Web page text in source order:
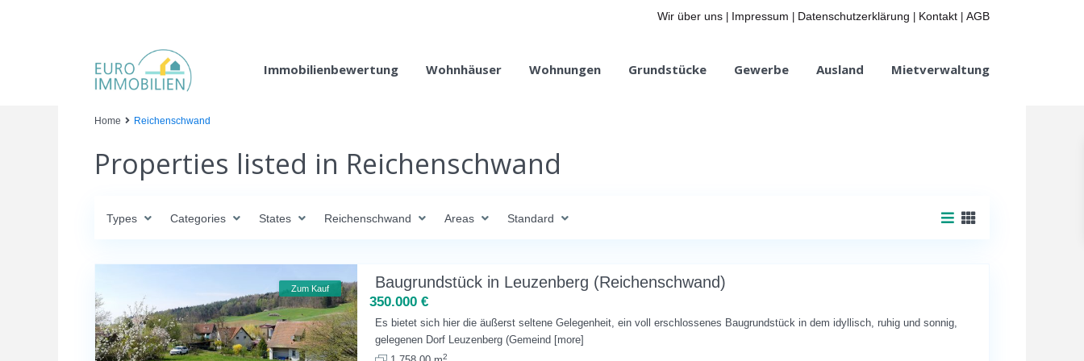
Wir über uns Impressum Datenschutzerklärung Kontakt AGB
Immobilienbewertung Wohnhäuser Wohnungen Grundstücke Gewerbe Ausland Mietverwaltung
Home Reichenschwand
Properties listed in Reichenschwand
Types Categories States Reichenschwand Areas Standard
Zum Kauf Baugrundstück in Leuzenberg (Reichenschwand)
350.000 €
Es bietet sich hier die äußerst seltene Gelegenheit, ein voll erschlossenes Baugrundstück in dem idyllisch, ruhig und sonnig,
gelegenen Dorf Leuzenberg (Gemeind [more]
2